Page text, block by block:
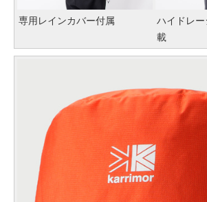
専用レインカバー付属
ハイドレ
載